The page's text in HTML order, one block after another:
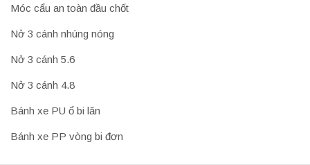
Móc cẩu an toàn đầu chốt
Nở 3 cánh nhúng nóng
Nở 3 cánh 5.6
Nở 3 cánh 4.8
Bánh xe PU ổ bi lăn
Bánh xe PP vòng bi đơn